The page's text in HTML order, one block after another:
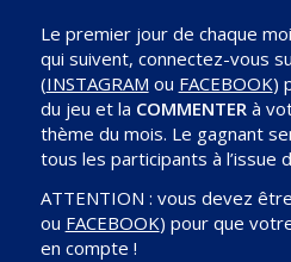
Le premier jour de chaque
qui suivent, connectez-vous
(INSTAGRAM ou FACEBOOK)
du jeu et la COMMENTER à
thème du mois. Le gagnant
tous les participants à l’issue
ATTENTION : vous devez être
ou FACEBOOK) pour que
en compte !